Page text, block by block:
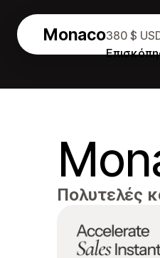
Monaco380 $
Πολυτελές